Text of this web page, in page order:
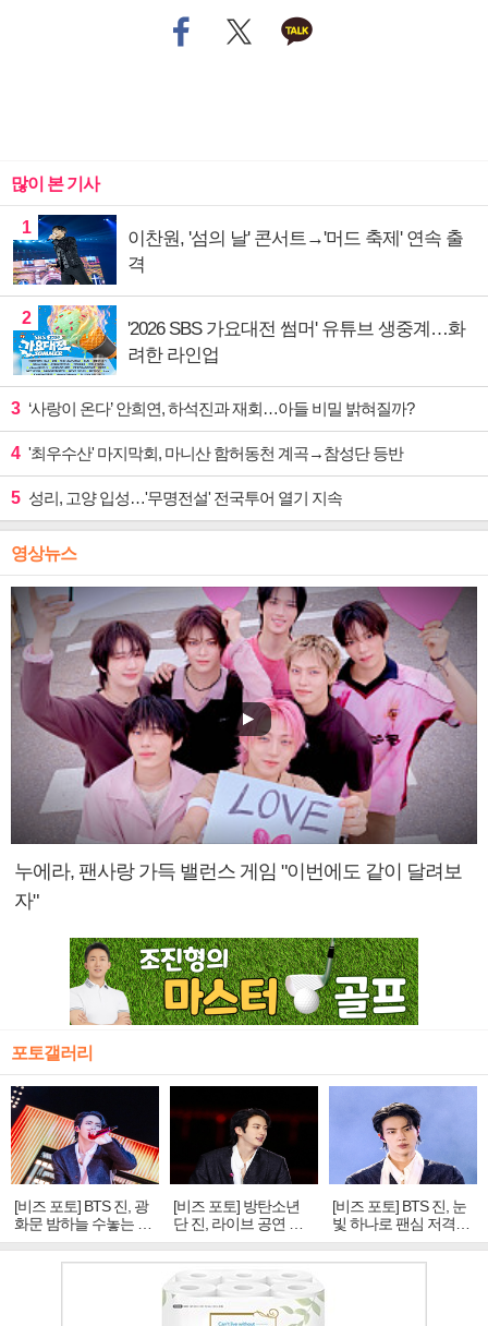
많이 본 기사
1
이찬원, '섬의 날' 콘서트→'머드 축제' 연속 출
격
2
'2026 SBS 가요대전 썸머' 유튜브 생중계…화
려한 라인업
3 ‘사랑이 온다’ 안희연, 하석진과 재회…아들 비밀 밝혀질까?
4 '최우수산' 마지막회, 마니산 함허동천 계곡→참성단 등반
5 성리, 고양 입성…'무명전설' 전국투어 열기 지속
영상뉴스
누에라, 팬사랑 가득 밸런스 게임 "이번에도 같이 달려보
자"
포토갤러리
[비즈 포토] BTS 진, 광
화문 밤하늘 수놓는 '비
주얼 킹'의 열창
[비즈 포토] 방탄소년
단 진, 라이브 공연 중
빛나는 독보적 아우라
[비즈 포토] BTS 진, 눈
빛 하나로 팬심 저격…
독보적 카리스마